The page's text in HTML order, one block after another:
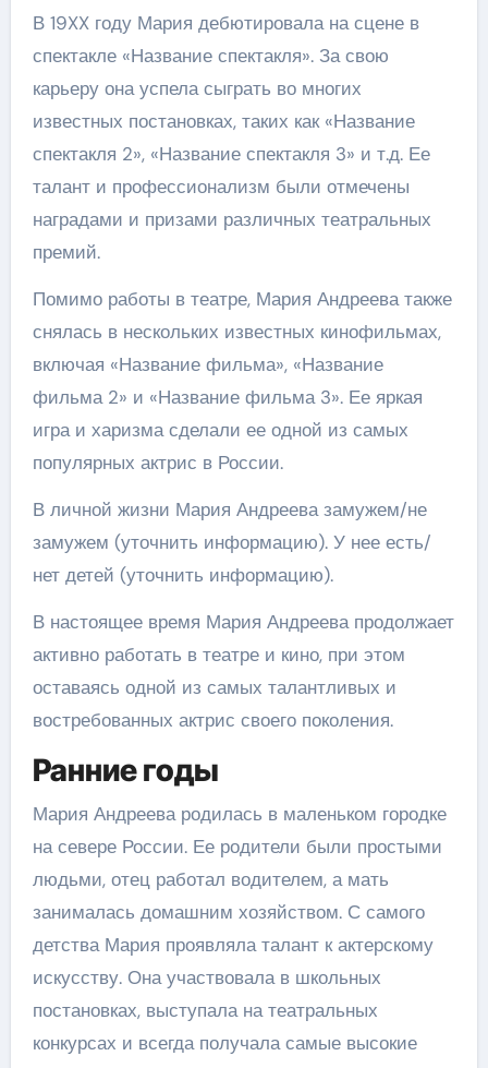
В 19XX году Мария дебютировала на сцене в
спектакле «Название спектакля». За свою
карьеру она успела сыграть во многих
известных постановках, таких как «Название
спектакля 2», «Название спектакля 3» и т.д. Ее
талант и профессионализм были отмечены
наградами и призами различных театральных
премий.
Помимо работы в театре, Мария Андреева также
снялась в нескольких известных кинофильмах,
включая «Название фильма», «Название
фильма 2» и «Название фильма 3». Ее яркая
игра и харизма сделали ее одной из самых
популярных актрис в России.
В личной жизни Мария Андреева замужем/не
замужем (уточнить информацию). У нее есть/
нет детей (уточнить информацию).
В настоящее время Мария Андреева продолжает
активно работать в театре и кино, при этом
оставаясь одной из самых талантливых и
востребованных актрис своего поколения.
Ранние годы
Мария Андреева родилась в маленьком городке
на севере России. Ее родители были простыми
людьми, отец работал водителем, а мать
занималась домашним хозяйством. С самого
детства Мария проявляла талант к актерскому
искусству. Она участвовала в школьных
постановках, выступала на театральных
конкурсах и всегда получала самые высокие